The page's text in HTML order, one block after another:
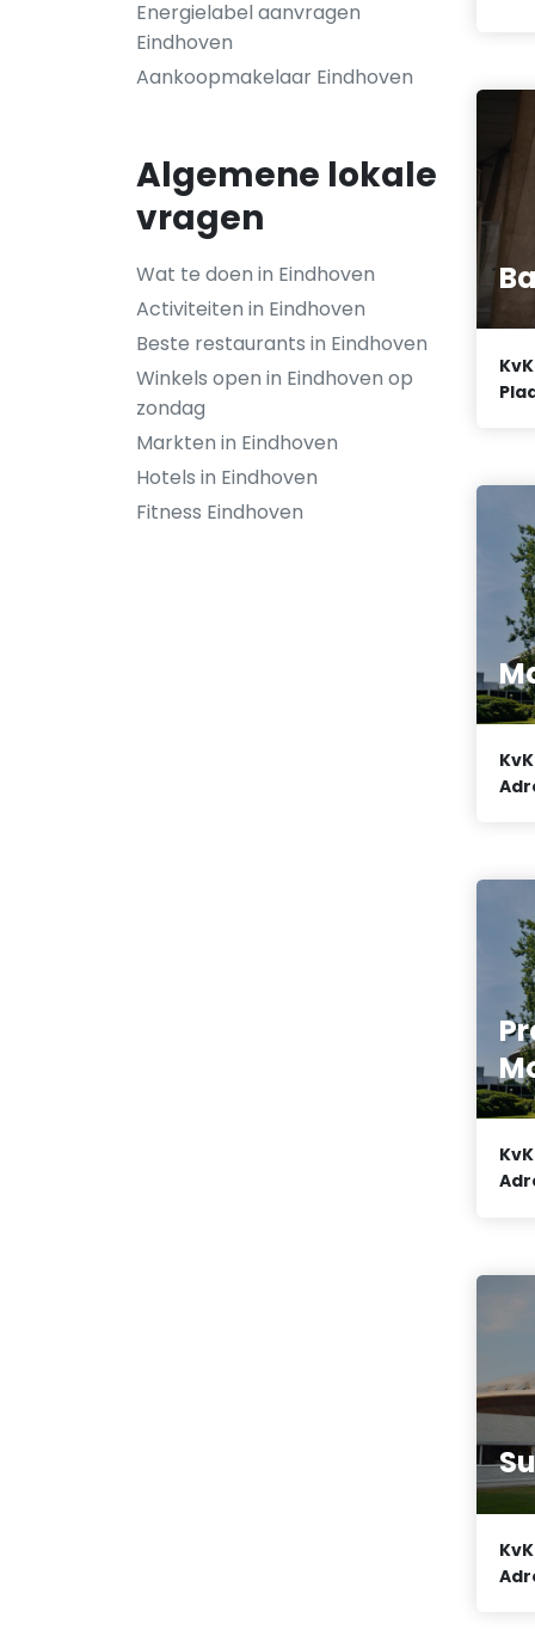
Energielabel aanvragen
Eindhoven
Aankoopmakelaar Eindhoven
Algemene lokale
vragen
Wat te doen in Eindhoven
Activiteiten in Eindhoven
Beste restaurants in Eindhoven
Winkels open in Eindhoven op
zondag
Markten in Eindhoven
Hotels in Eindhoven
Fitness Eindhoven